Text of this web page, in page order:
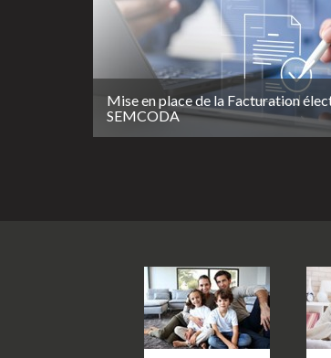
Mise en place de la Facturation
SEMCODA